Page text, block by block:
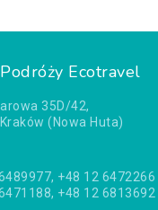
Ecotravel
35D/42,
(Nowa Huta)
+48 12 6472266
+48 12 6813692